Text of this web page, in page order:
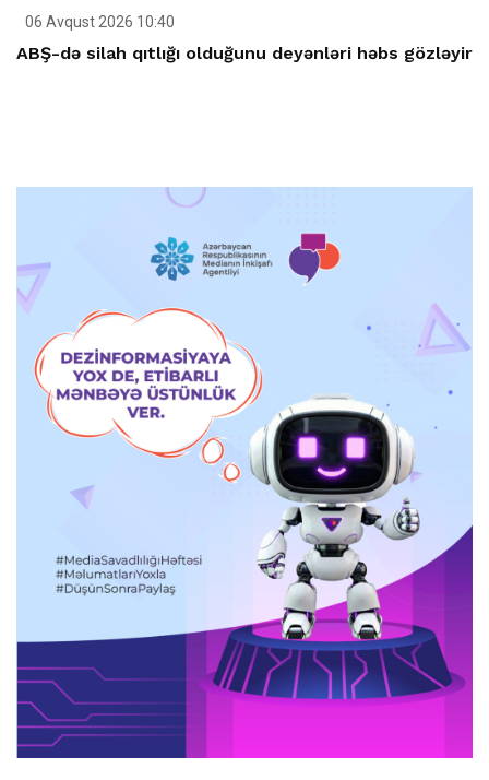
06 Avqust 2026 10:40
ABŞ-də silah qıtlığı olduğunu deyənləri həbs gözləyir